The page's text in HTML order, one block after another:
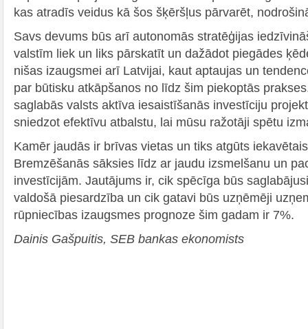
kas atradīs veidus kā šos šķēršļus pārvarēt,
Savs devums būs arī autonomās stratēģijas
valstīm liek un liks pārskatīt un dažādot piegādes
nišas izaugsmei arī Latvijai, kaut aptaujas un
par būtisku atkāpšanos no līdz šim piekoptās
saglabās valsts aktīva iesaistīšanās investīciju
sniedzot efektīvu atbalstu, lai mūsu ražotāji spētu
Kamēr jaudās ir brīvas vietas un tiks atgūts
Bremzēšanās sāksies līdz ar jaudu izsmelšanu un
investīcijām. Jautājums ir, cik spēcīga būs
valdošā piesardzība un cik gatavi būs uzņēmēji
rūpniecības izaugsmes prognoze šim gadam ir 7%.
Dainis Gašpuitis, SEB bankas ekonomists